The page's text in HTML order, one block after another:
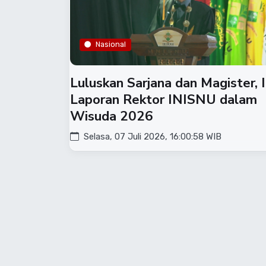
Nasional
Luluskan Sarjana dan Magister,
Laporan Rektor INISNU dalam
Wisuda 2026
Selasa, 07 Juli 2026, 16:00:58 WIB